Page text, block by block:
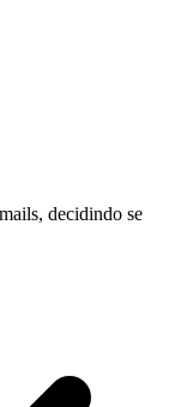
decidindo se